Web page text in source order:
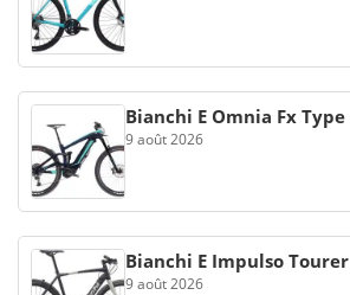
Bianchi E Omnia Fx Type
9 août 2026
Bianchi E Impulso Tourer
9 août 2026